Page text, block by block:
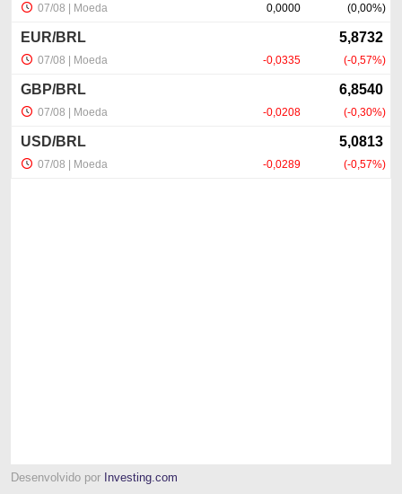
Desenvolvido por Investing.com